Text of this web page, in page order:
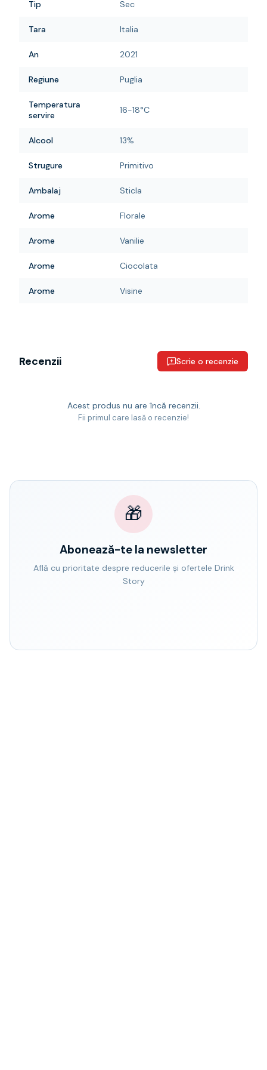
Tip Sec
Tara Italia
An 2021
Regiune Puglia
Temperatura
servire
16-18°C
Alcool 13%
Strugure Primitivo
Ambalaj Sticla
Arome Florale
Arome Vanilie
Arome Ciocolata
Arome Visine
Recenzii Scrie o recenzie
Acest produs nu are încă recenzii.
Fii primul care lasă o recenzie!
🎁
Abonează-te la newsletter
Află cu prioritate despre reducerile și ofertele Drink
Story